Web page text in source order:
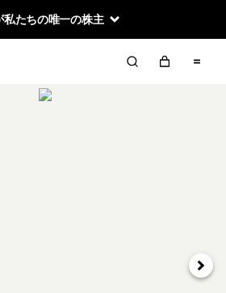
私たちの唯一の株主
次へ